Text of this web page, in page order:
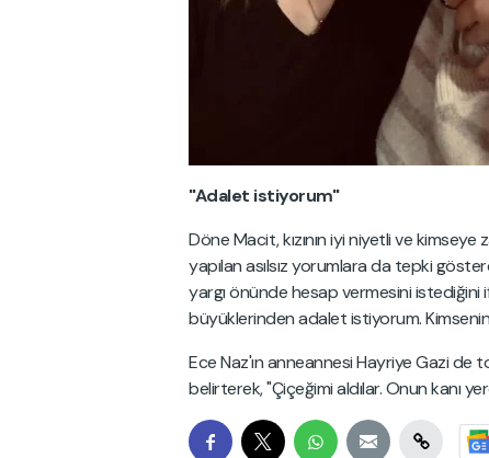
"Adalet istiyorum"
Döne Macit, kızının iyi niyetli ve
yapılan asılsız yorumlara da tepki
yargı önünde hesap vermesini
büyüklerinden adalet istiyorum. Kimsenin
Ece Naz'ın anneannesi Hayriye Gazi de
belirterek, "Çiçeğimi aldılar. Onun kanı